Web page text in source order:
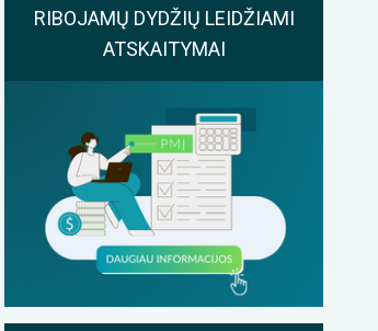
RIBOJAMŲ DYDŽIŲ LEIDŽIAMI
ATSKAITYMAI